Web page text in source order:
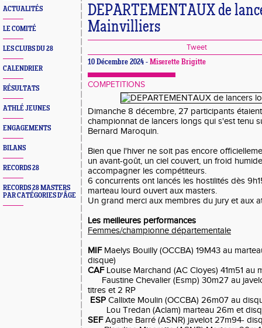
ACTUALITÉS
LE COMITÉ
LES CLUBS DU 28
CALENDRIER
RÉSULTATS
ATHLÉ JEUNES
ENGAGEMENTS
BILANS
RECORDS 28
RECORDS 28 MASTERS
PAR CATÉGORIES D'ÂGE
DEPARTEMENTAUX de
Mainvilliers
Tweet
10 Décembre 2024 - Miserette Brigitte
COMPETITIONS
Dimanche 8 décembre, 27 participants
championnat de lancers longs qui s'est tenu
Bernard Maroquin.
Bien que l'hiver ne soit pas encore
un avant-goût, un ciel couvert, un froid
accompagner les compétiteurs.
6 concurrents ont lancés les hostilités dès
marteau lourd ouvert aux masters.
Un grand merci aux membres du jury et aux
Les meilleures performances
Femmes/championne départementale
MIFMaelys Bouilly (OCCBA) 19M43 au
disque)
CAF Louise Marchand (AC Cloyes) 41m51 au
Faustine Chevalier (Esmp) 30m27 au
titres et 2 RP
ESP Callixte Moulin (OCCBA) 26m07 au
Lou Tredan (Aclam) marteau 26m et
SEFAgathe Barré (ASNR) javelot 27m94-